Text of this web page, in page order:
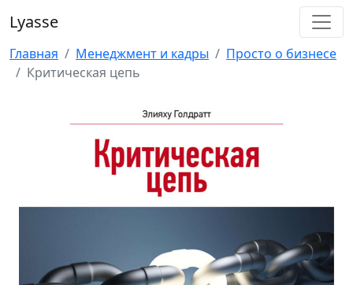
Lyasse
Главная Менеджмент и кадры
Просто о бизнесе
Критическая цепь